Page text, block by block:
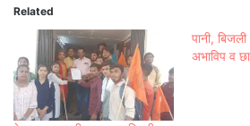
Related
पानी,
अभाविप व